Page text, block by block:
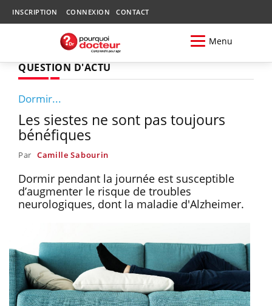
INSCRIPTION CONNEXION CONTACT
Menu
QUESTION D'ACTU
Dormir...
Les siestes ne sont pas toujours
bénéfiques
Par Camille Sabourin
Dormir pendant la journée est susceptible
d’augmenter le risque de troubles
neurologiques, dont la maladie d'Alzheimer.